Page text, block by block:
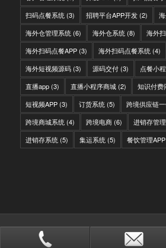
扫码点餐系统(3) 招聘平台APP开发(2)
海外仓管理系统(6) 海外仓系统(8) 海外
海外扫码点餐APP(3) 海外扫码点餐系统(4)
海外短视频源码(3) 源码交付(3) 点餐小
直播app(3) 直播小程序商城(2) 知识付费
短视频APP(3) 订货系统(5) 跨境供应链
跨境商城系统(4) 跨境电商(6) 进销存管
进销存系统(5) 集运系统(5) 餐饮管理APP
© Copyright - IITC网域信息-软件开发，国际快递
统，会员系统，分销系统